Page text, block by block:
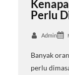
Perlu
Admin
Banyak
perlu